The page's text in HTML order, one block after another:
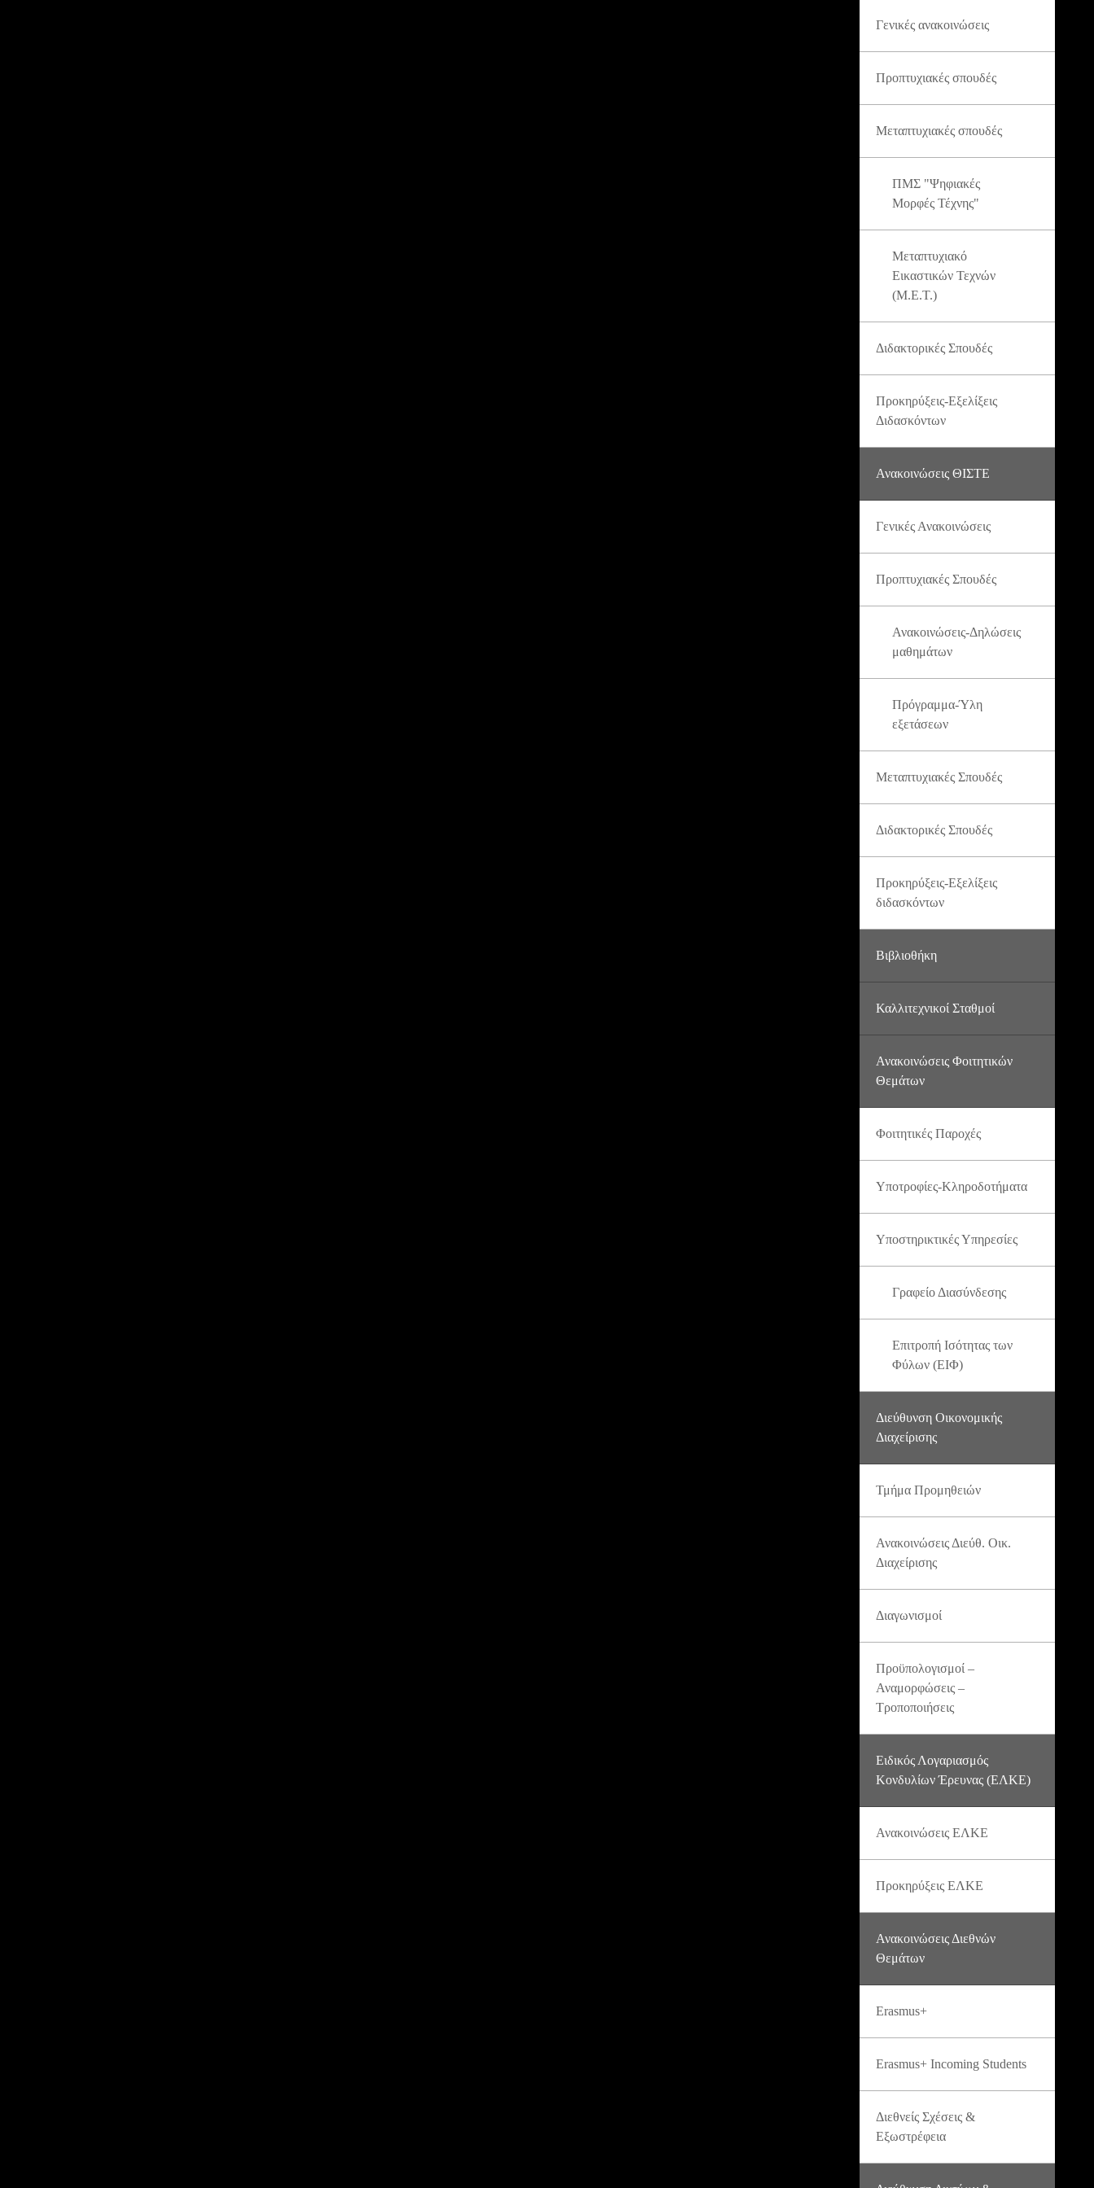
Γενικές ανακοινώσεις
Προπτυχιακές σπουδές
Μεταπτυχιακές σπουδές
ΠΜΣ "Ψηφιακές
Μορφές Τέχνης"
Μεταπτυχιακό
Εικαστικών Τεχνών
(Μ.Ε.Τ.)
Διδακτορικές Σπουδές
Προκηρύξεις-Εξελίξεις
Διδασκόντων
Ανακοινώσεις ΘΙΣΤΕ
Γενικές Ανακοινώσεις
Προπτυχιακές Σπουδές
Ανακοινώσεις-Δηλώσεις
μαθημάτων
Πρόγραμμα-Ύλη
εξετάσεων
Μεταπτυχιακές Σπουδές
Διδακτορικές Σπουδές
Προκηρύξεις-Εξελίξεις
διδασκόντων
Βιβλιοθήκη
Καλλιτεχνικοί Σταθμοί
Ανακοινώσεις Φοιτητικών
Θεμάτων
Φοιτητικές Παροχές
Υποτροφίες-Κληροδοτήματα
Υποστηρικτικές Υπηρεσίες
Γραφείο Διασύνδεσης
Επιτροπή Ισότητας των
Φύλων (ΕΙΦ)
Διεύθυνση Οικονομικής
Διαχείρισης
Τμήμα Προμηθειών
Ανακοινώσεις Διεύθ. Οικ.
Διαχείρισης
Διαγωνισμοί
Προϋπολογισμοί –
Αναμορφώσεις –
Τροποποιήσεις
Ειδικός Λογαριασμός
Κονδυλίων Έρευνας (ΕΛΚΕ)
Ανακοινώσεις ΕΛΚΕ
Προκηρύξεις ΕΛΚΕ
Ανακοινώσεις Διεθνών
Θεμάτων
Erasmus+
Erasmus+ Incoming Students
Διεθνείς Σχέσεις &
Εξωστρέφεια